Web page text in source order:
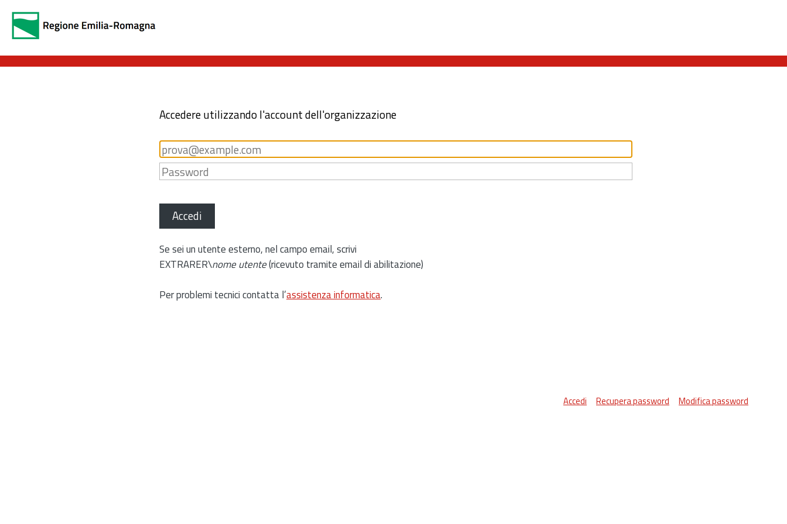
Accedere utilizzando l'account dell'organizzazione
Accedi
Se sei un utente esterno, nel campo email, scrivi
EXTRARER\nome utente(ricevuto tramite email di abilitazione)
Per problemi tecnici contatta l’assistenza informatica.
Accedi Recupera password Modifica password